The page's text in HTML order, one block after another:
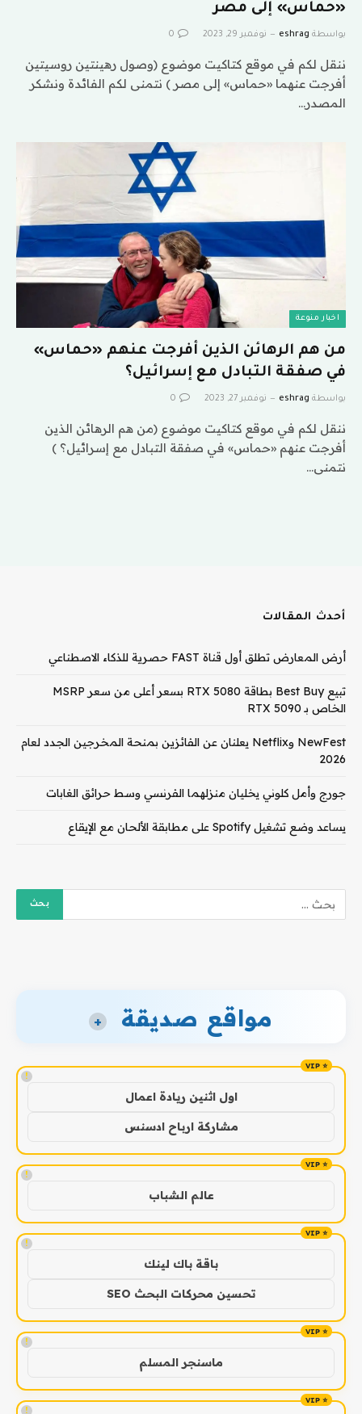
«حماس» إلى مصر
بواسطة eshrag نوفمبر 29, 2023 0
ننقل لكم في موقع كتاكيت موضوع (وصول رهينتين روسيتين
أفرجت عنهما «حماس» إلى مصر ) نتمنى لكم الفائدة ونشكر
المصدر…
اخبار منوعة
من هم الرهائن الذين أفرجت عنهم «حماس»
في صفقة التبادل مع إسرائيل؟
بواسطة eshrag نوفمبر 27, 2023 0
ننقل لكم في موقع كتاكيت موضوع (من هم الرهائن الذين
أفرجت عنهم «حماس» في صفقة التبادل مع إسرائيل؟ )
نتمنى…
أحدث المقالات
أرض المعارض تطلق أول قناة FAST حصرية للذكاء الاصطناعي
تبيع Best Buy بطاقة RTX 5080 بسعر أعلى من سعر MSRP
الخاص بـ RTX 5090
NewFest وNetflix يعلنان عن الفائزين بمنحة المخرجين الجدد لعام
2026
جورج وأمل كلوني يخليان منزلهما الفرنسي وسط حرائق الغابات
يساعد وضع تشغيل Spotify على مطابقة الألحان مع الإيقاع
مواقع صديقة +
!
اول اثنين ريادة اعمال
مشاركة ارباح ادسنس
!
عالم الشباب
!
باقة باك لينك
تحسين محركات البحث SEO
!
ماسنجر المسلم
!